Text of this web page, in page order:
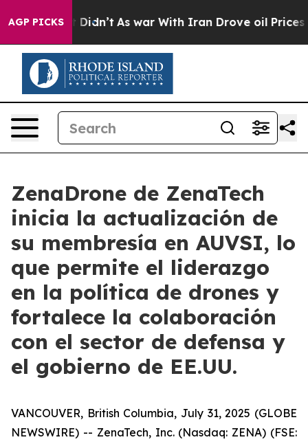
AGP PICKS
it Didn’t As war With Iran Drove oil Prices
ZenaDrone de ZenaTech
inicia la actualización de
su membresía en AUVSI, lo
que permite el liderazgo
en la política de drones y
fortalece la colaboración
con el sector de defensa y
el gobierno de EE.UU.
VANCOUVER, British Columbia, July 31, 2025 (GLOBE
NEWSWIRE) -- ZenaTech, Inc. (Nasdaq: ZENA) (FSE: